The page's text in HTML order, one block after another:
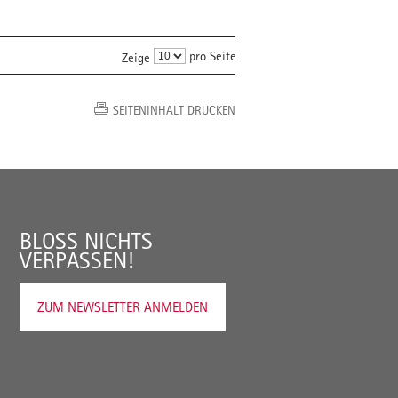
Zeige pro Seite
SEITENINHALT DRUCKEN
BLOSS NICHTS V
ERPASSEN!
ZUM NEWSLETTER ANMELDEN